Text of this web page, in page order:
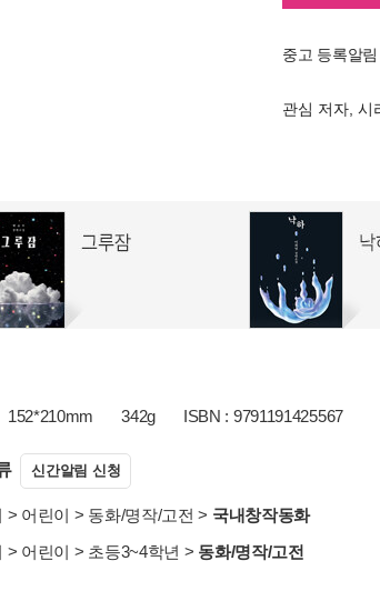
중고 등록알림
관심 저자, 시
152*210mm 342g ISBN : 9791191425567
신간알림 신청
> 어린이 > 동화/명작/고전 > 국내창작동화
> 어린이 > 초등3~4학년 > 동화/명작/고전